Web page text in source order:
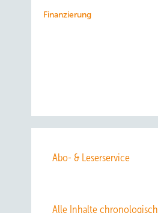
Finanzierung
Abo- & Leserservice
Alle Inhalte chronologisch